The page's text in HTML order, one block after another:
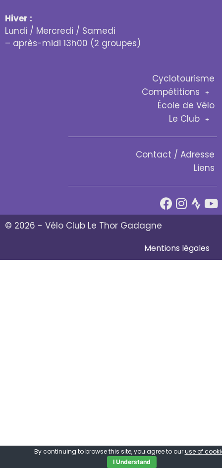
Hiver :
Lundi / Mercredi / Samedi
– après-midi 13h00 (2 groupes)
Cyclotourisme
Compétitions
École de Vélo
Le Club
Contact / Adresse
Liens
© 2026 - Vélo Club Le Thor Gadagne
Mentions légales
By continuing to browse this site, you agree to ouruse of
I Understand